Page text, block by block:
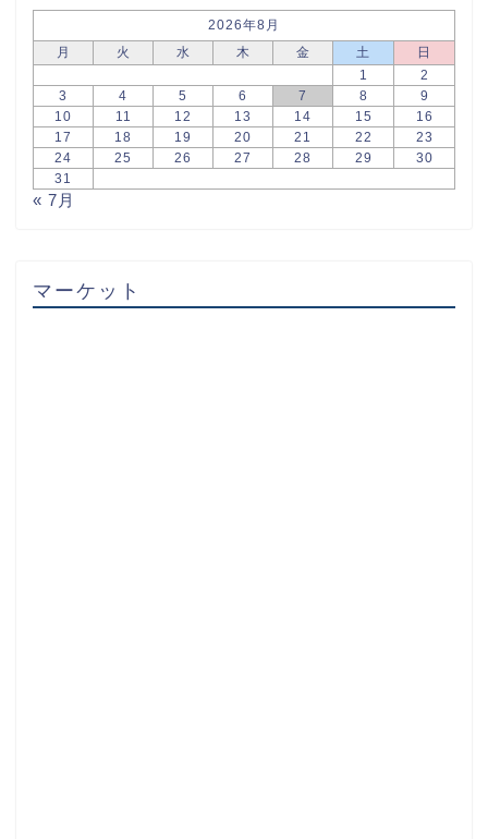
2026年8月
月
火 水 木 金 土
日
1
2
3
4 5 6 7 8
9
10
11 12 13 14 15
16
17
18 19 20 21 22
23
24
25 26 27 28 29
30
31
« 7月
マーケット